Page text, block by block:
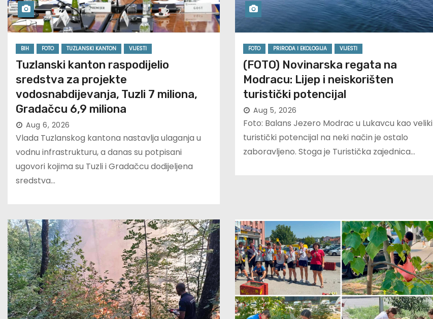
BIH FOTO TUZLANSKI KANTON VIJESTI
Tuzlanski kanton raspodijelio
sredstva za projekte
vodosnabdijevanja, Tuzli 7 miliona,
Gradačcu 6,9 miliona
Aug 6, 2026
Vlada Tuzlanskog kantona nastavlja ulaganja u
vodnu infrastrukturu, a danas su potpisani
ugovori kojima su Tuzli i Gradačcu dodijeljena
sredstva…
FOTO PRIRODA I EKOLOGIJA VIJESTI
(FOTO) Novinarska regata na
Modracu: Lijep i neiskorišten
turistički potencijal
Aug 5, 2026
Foto: Balans Jezero Modrac u Lukavcu kao veliki
turistički potencijal na neki način je ostalo
zaboravljeno. Stoga je Turistička zajednica…